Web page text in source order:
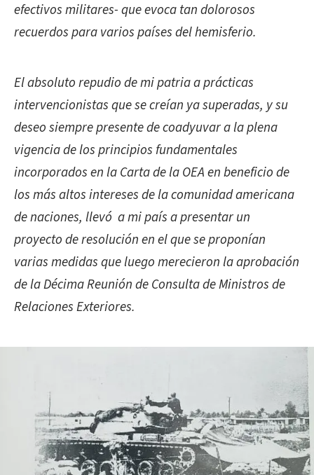
efectivos militares- que evoca tan dolorosos
recuerdos para varios países del hemisferio.
El absoluto repudio de mi patria a prácticas
intervencionistas que se creían ya superadas, y su
deseo siempre presente de coadyuvar a la plena
vigencia de los principios fundamentales
incorporados en la Carta de la OEA en beneficio de
los más altos intereses de la comunidad americana
de naciones, llevó a mi país a presentar un
proyecto de resolución en el que se proponían
varias medidas que luego merecieron la aprobación
de la Décima Reunión de Consulta de Ministros de
Relaciones Exteriores.